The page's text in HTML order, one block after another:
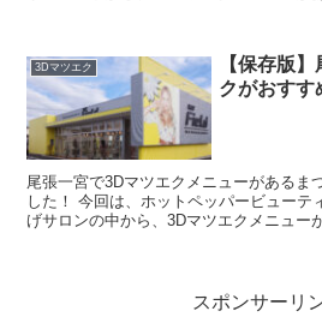
3Dマツエク
【保存版
クがおすす
尾張一宮で3Dマツエクメニューがあるま
した！ 今回は、ホットペッパービューテ
げサロンの中から、3Dマツエクメニュー
スポンサーリ